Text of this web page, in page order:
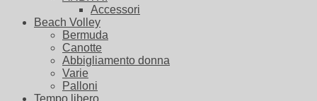
Accessori
Beach Volley
Bermuda
Canotte
Abbigliamento donna
Varie
Palloni
Tempo libero